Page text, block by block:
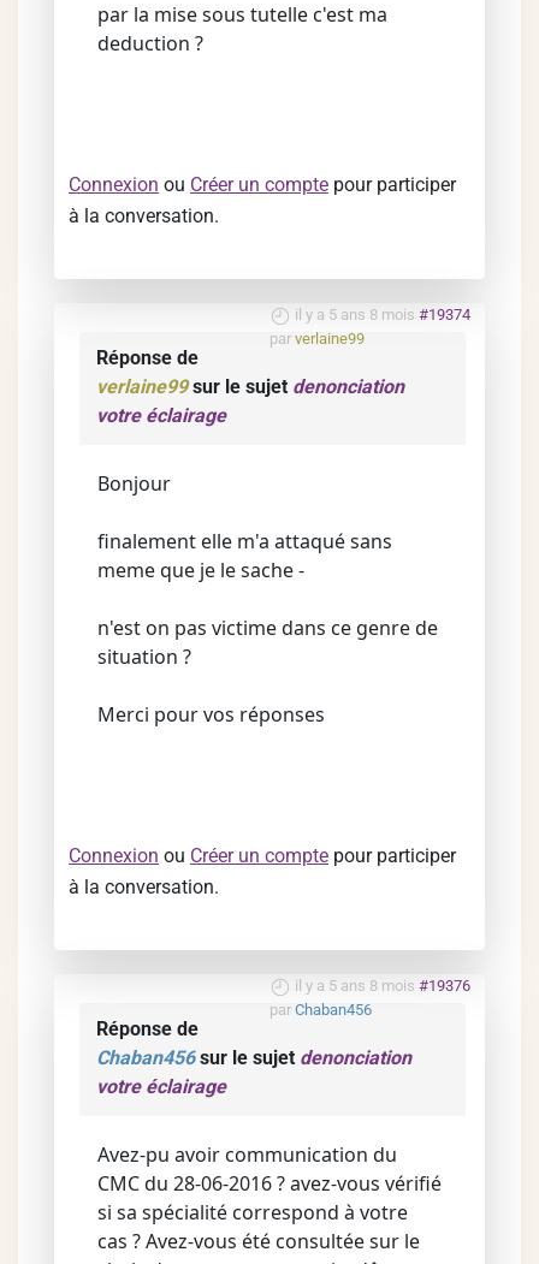
par la mise sous tutelle c'est ma
deduction ?
Connexion ou Créer un compte pour participer
à la conversation.
il y a 5 ans 8 mois #19374
par verlaine99
Réponse de
verlaine99sur le sujet denonciation
votre éclairage
Bonjour
finalement elle m'a attaqué sans
meme que je le sache -
n'est on pas victime dans ce genre de
situation ?
Merci pour vos réponses
Connexion ou Créer un compte pour participer
à la conversation.
il y a 5 ans 8 mois #19376
par Chaban456
Réponse de
Chaban456sur le sujet denonciation
votre éclairage
Avez-pu avoir communication du
CMC du 28-06-2016 ? avez-vous vérifié
si sa spécialité correspond à votre
cas ? Avez-vous été consultée sur le